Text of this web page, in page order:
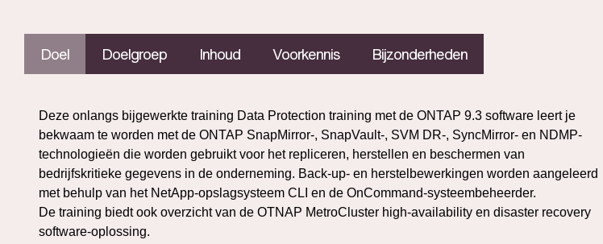
Doel Doelgroep Inhoud Voorkennis Bijzonderheden
Deze onlangs bijgewerkte training Data Protection training met de ONTAP 9.3 software leert je
bekwaam te worden met de ONTAP SnapMirror-, SnapVault-, SVM DR-, SyncMirror- en NDMP-
technologieën die worden gebruikt voor het repliceren, herstellen en beschermen van
bedrijfskritieke gegevens in de onderneming. Back-up- en herstelbewerkingen worden aangeleerd
met behulp van het NetApp-opslagsysteem CLI en de OnCommand-systeembeheerder.
De training biedt ook overzicht van de OTNAP MetroCluster high-availability en disaster recovery
software-oplossing.